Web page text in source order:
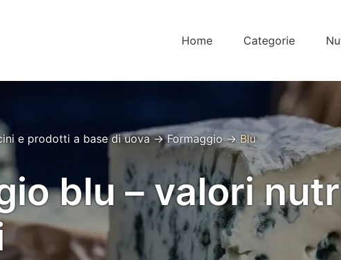
Home Categorie
e prodotti a base di uova→Formaggio→ Blu
blu – valori